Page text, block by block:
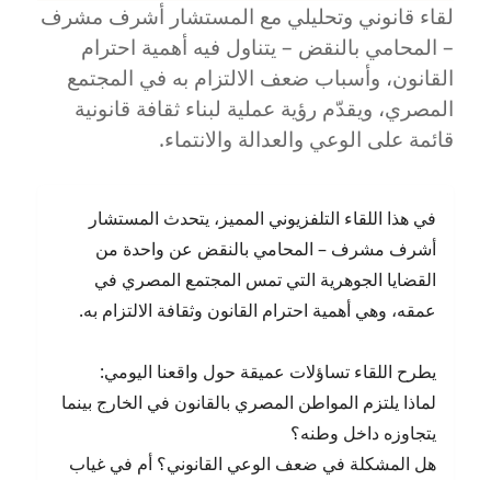
لقاء قانوني وتحليلي مع المستشار أشرف مشرف
– المحامي بالنقض – يتناول فيه أهمية احترام
القانون، وأسباب ضعف الالتزام به في المجتمع
المصري، ويقدّم رؤية عملية لبناء ثقافة قانونية
قائمة على الوعي والعدالة والانتماء.
في هذا اللقاء التلفزيوني المميز، يتحدث المستشار
أشرف مشرف – المحامي بالنقض عن واحدة من
القضايا الجوهرية التي تمس المجتمع المصري في
عمقه، وهي أهمية احترام القانون وثقافة الالتزام به.
يطرح اللقاء تساؤلات عميقة حول واقعنا اليومي:
لماذا يلتزم المواطن المصري بالقانون في الخارج بينما
يتجاوزه داخل وطنه؟
هل المشكلة في ضعف الوعي القانوني؟ أم في غياب